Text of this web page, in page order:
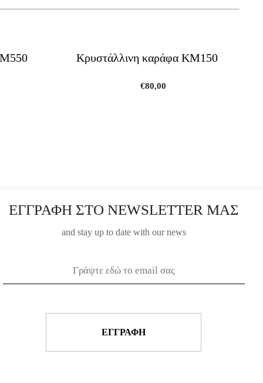
Κρυστάλλινη καράφα ΚΜ150
€80,00
ΕΓΓΡΑΦΗ ΣΤΟ NEWSLETTER ΜΑΣ
and stay up to date with our news